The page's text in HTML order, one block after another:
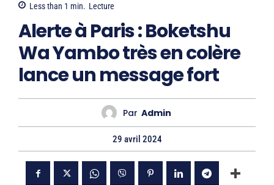
Less than 1 min. Lecture
Alerte à Paris : Boketshu
Wa Yambo très en colère
lance un message fort
Par Admin
29 avril 2024